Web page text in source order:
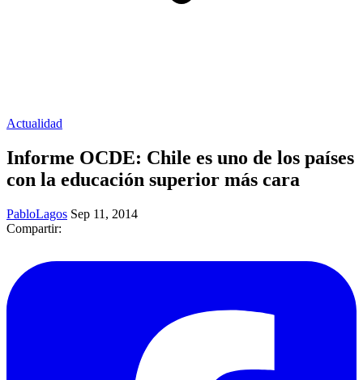
Actualidad
Informe OCDE: Chile es uno de los países
con la educación superior más cara
PabloLagos Sep 11, 2014
Compartir: